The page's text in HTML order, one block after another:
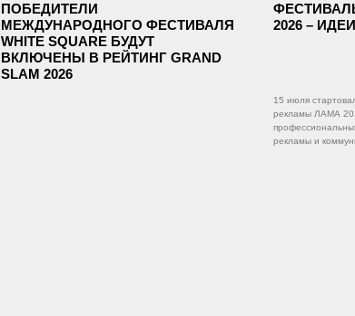
ПОБЕДИТЕЛИ
МЕЖДУНАРОДНОГО ФЕСТИВАЛЯ
WHITE SQUARE БУДУТ
ВКЛЮЧЕНЫ В РЕЙТИНГ GRAND
SLAM 2026
2026 –
15 июля
рекламы ЛАМА
рекламы и